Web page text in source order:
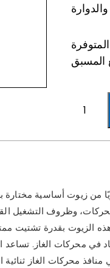
حصريًا من زيوت أساسية
الزيوت بقدرة تشتيت
محركات الغاز